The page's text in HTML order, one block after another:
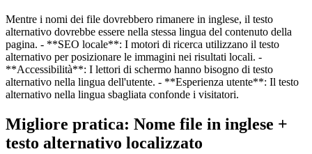
Mentre i nomi dei file dovrebbero rimanere in inglese, il testo
alternativo dovrebbe essere nella stessa lingua del contenuto della
pagina. - **SEO locale**: I motori di ricerca utilizzano il testo
alternativo per posizionare le immagini nei risultati locali. -
**Accessibilità**: I lettori di schermo hanno bisogno di testo
alternativo nella lingua dell'utente. - **Esperienza utente**: Il testo
alternativo nella lingua sbagliata confonde i visitatori.
Migliore pratica: Nome file in inglese +
testo alternativo localizzato